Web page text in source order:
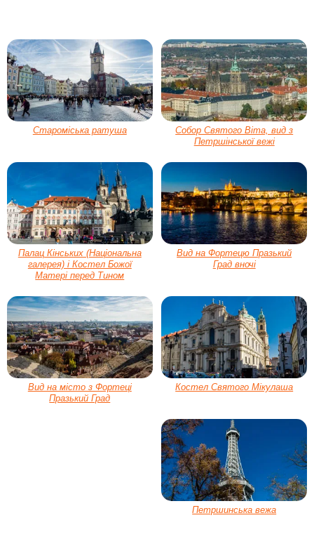
Староміська ратуша
Собор Святого Віта, вид з
Петршінської вежі
Палац Кінських (Національна
галерея) і Костел Божої
Матері перед Тином
Вид на Фортецю Празький
Град вночі
Вид на місто з Фортеці
Празький Град
Костел Святого Мікулаша
Петршинська вежа